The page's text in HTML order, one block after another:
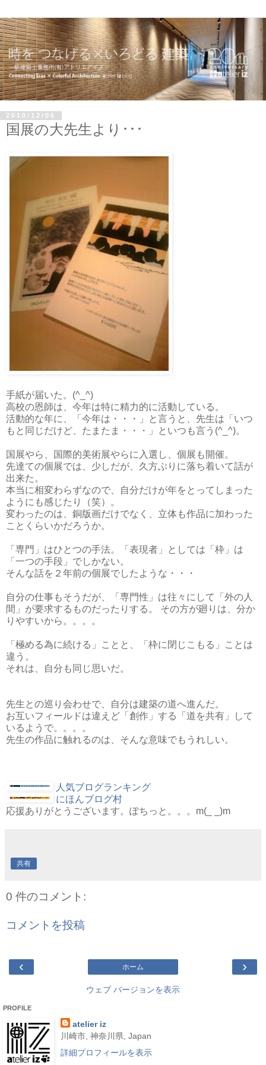
2010/12/06
国展の大先生より･･･
手紙が届いた。(^_^)
高校の恩師は、今年は特に精力的に活動している。
活動的な年に、「今年は・・・」と言うと、先生は「いつ
もと同じだけど、たまたま・・・」といつも言う(^_^)。
国展やら、国際的美術展やらに入選し、個展も開催。
先達ての個展では、少しだが、久方ぶりに落ち着いて話が
出来た。
本当に相変わらずなので、自分だけが年をとってしまった
ようにも感じたり（笑）。
変わったのは、銅版画だけでなく、立体も作品に加わった
ことくらいかだろうか。
「専門」はひとつの手法。「表現者」としては「枠」は
「一つの手段」でしかない。
そんな話を２年前の個展でしたような・・・
自分の仕事もそうだが、「専門性」は往々にして「外の人
間」が要求するものだったりする。 その方が廻りは、分か
りやすいから。。。。
「極める為に続ける」ことと、「枠に閉じこもる」ことは
違う。
それは、自分も同じ思いだ。
先生との巡り会わせで、自分は建築の道へ進んだ。
お互いフィールドは違えど「創作」する「道を共有」して
いるようで。。。。
先生の作品に触れるのは、そんな意味でもうれしい。
人気ブログランキング
にほんブログ村
応援ありがとうございます。ぽちっと。。。m(_ _)m
共有
0 件のコメント:
コメントを投稿
‹ ›
ホーム
ウェブ バージョンを表示
PROFILE
atelier iz
川崎市, 神奈川県, Japan
詳細プロフィールを表示